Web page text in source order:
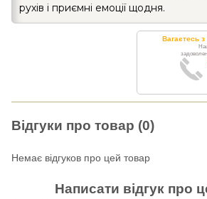
рухів і приємні емоції щодня.
Вагаєтесь
Відгуки про товар (0)
Немає відгуков про цей товар
Написати відгук про